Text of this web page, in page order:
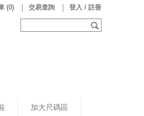
加大尺碼區
(0) 交易查詢 登入 / 註冊